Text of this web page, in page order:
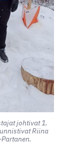
johtivat 1.
Riina